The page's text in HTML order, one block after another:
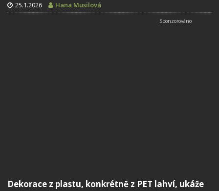
25.1.2026 Hana Musilová
Dekorace z plastu, konkrétně z PET lahví, ukáže